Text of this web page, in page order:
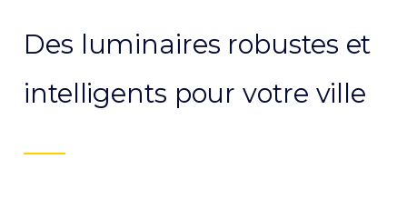
Des luminaires robustes et
intelligents pour votre ville